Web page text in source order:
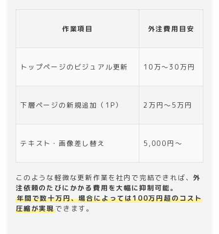
作業項目 外注費用目安
トップページのビジュアル更新 10万〜30万円
下層ページの新規追加（1P） 2万円〜5万円
テキスト・画像差し替え 5,000円〜
このような軽微な更新作業を社内で完結できれば、外
注依頼のたびにかかる費用を大幅に抑制可能。
年間で数十万円、場合によっては100万円超のコスト
圧縮が実現できます。